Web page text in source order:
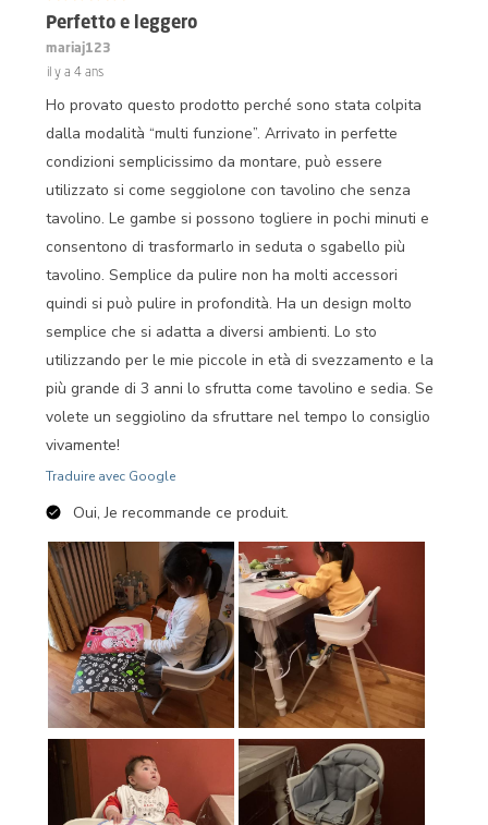
Perfetto e leggero
mariaj123
il y a 4 ans
Ho provato questo prodotto perché sono stata colpita
dalla modalità “multi funzione”. Arrivato in perfette
condizioni semplicissimo da montare, può essere
utilizzato si come seggiolone con tavolino che senza
tavolino. Le gambe si possono togliere in pochi minuti e
consentono di trasformarlo in seduta o sgabello più
tavolino. Semplice da pulire non ha molti accessori
quindi si può pulire in profondità. Ha un design molto
semplice che si adatta a diversi ambienti. Lo sto
utilizzando per le mie piccole in età di svezzamento e la
più grande di 3 anni lo sfrutta come tavolino e sedia. Se
volete un seggiolino da sfruttare nel tempo lo consiglio
vivamente!
Traduire avec Google
Oui, Je recommande ce produit.